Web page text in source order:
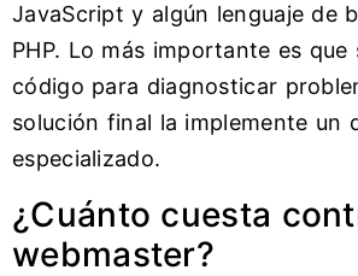
JavaScript y algún lenguaje de
PHP. Lo más importante es que
código para diagnosticar
solución final la implemente un
especializado.
¿Cuánto cuesta
webmaster?